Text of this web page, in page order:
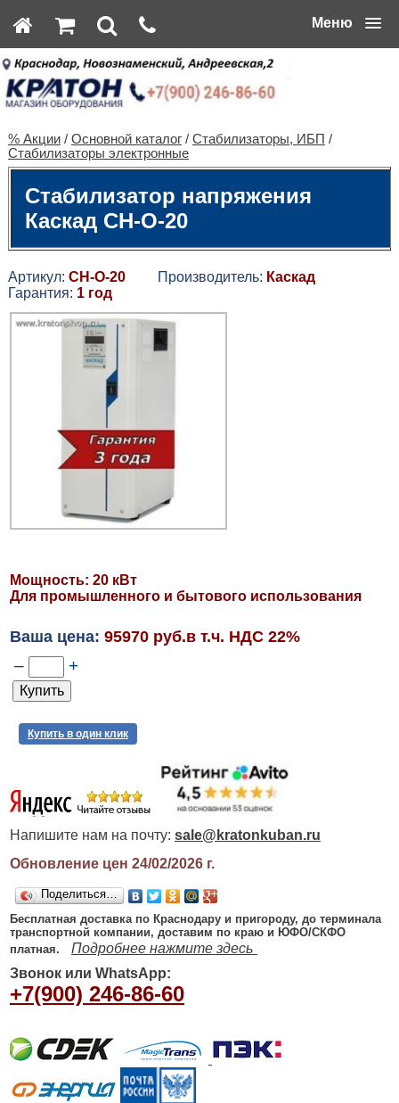
Меню
% Акции/ Основной каталог/ Стабилизаторы, ИБП /
Стабилизаторы электронные
Стабилизатор напряжения
Каскад СН-О-20
Артикул: СН-О-20Производитель: Каскад
Гарантия: 1 год
Мощность: 20 кВт
Для промышленного и бытового использования
Ваша цена: 95970 руб.в т.ч. НДС 22%
– +
Купить в один клик
Напишите нам на почту: sale@kratonkuban.ru
Обновление цен 24/02/2026г.
Поделиться…
Бесплатная доставка по Краснодару и пригороду, до терминала
транспортной компании, доставим по краю и ЮФО/СКФО
платная.
Подробнее нажмите здесь
Звонок или WhatsApp:
+7(900) 246-86-60